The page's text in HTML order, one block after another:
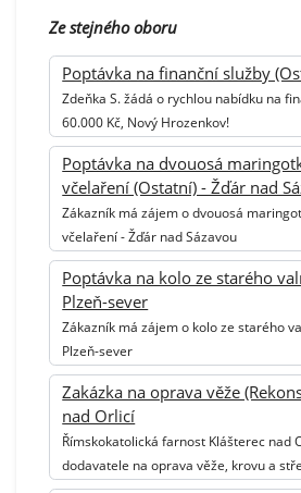
Ze stejného oboru
Poptávka na finanční služby
Zdeňka S. žádá o rychlou nabídku na
60.000 Kč, Nový Hrozenkov!
Poptávka na dvouosá
včelaření (Ostatní) - Žďár nad
Zákazník má zájem o dvouosá
včelaření - Žďár nad Sázavou
Poptávka na kolo ze starého
Plzeň-sever
Zákazník má zájem o kolo ze starého
Plzeň-sever
Zakázka na oprava věže
nad Orlicí
Římskokatolická farnost Klášterec nad
dodavatele na oprava věže, krovu a